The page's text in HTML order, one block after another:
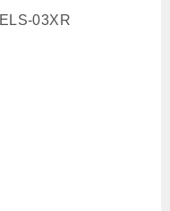
ELS-03XR